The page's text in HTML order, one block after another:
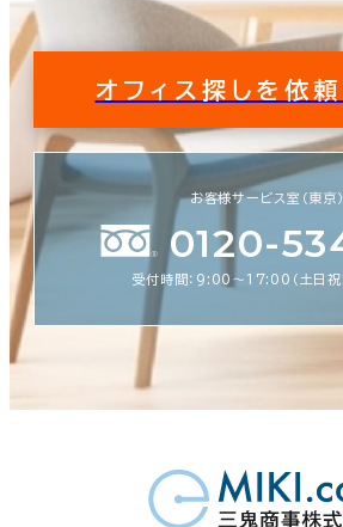
オフィス探しを依頼
お客様サービス室（東京）
0120-
受付時間：9:00〜17:00（土日祝